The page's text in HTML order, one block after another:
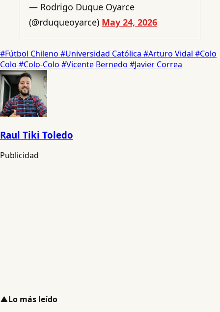
— Rodrigo Duque Oyarce
(@rduqueoyarce) May 24, 2026
#Fútbol Chileno #Universidad Católica #Arturo Vidal #Colo
Colo #Colo-Colo #Vicente Bernedo #Javier Correa
Raul Tiki Toledo
Publicidad
▲Lo más leído